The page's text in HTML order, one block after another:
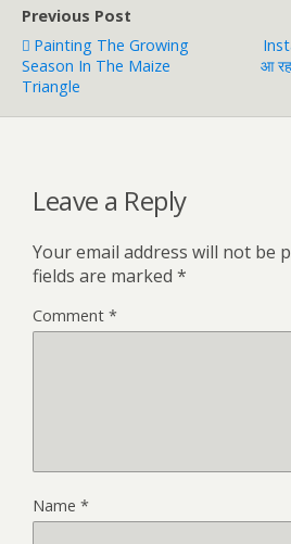
Previous Post
Painting The Growing
Season In The Maize
Triangle
आ
Leave a Reply
Your email address will not be
fields are marked *
Comment *
Name *